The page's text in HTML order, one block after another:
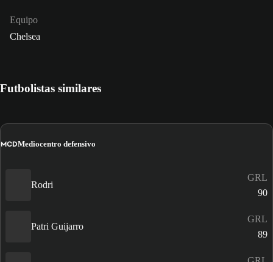
Equipo
Chelsea
Futbolistas similares
MCDMediocentro defensivo
Rodri
GRL
90
Patri Guijarro
GRL
89